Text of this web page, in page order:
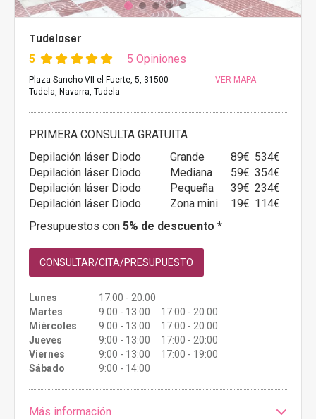
Tudelaser
5 5 Opiniones
Plaza Sancho VII el Fuerte, 5, 31500
Tudela, Navarra, Tudela
VER MAPA
PRIMERA CONSULTA GRATUITA
Depilación láser Diodo
Grande 89€ 534€
Depilación láser Diodo
Mediana 59€ 354€
Depilación láser Diodo
Pequeña 39€ 234€
Depilación láser Diodo
Zona mini 19€ 114€
Presupuestos con 5% de descuento *
CONSULTAR/CITA/PRESUPUESTO
Lunes
17:00 - 20:00
Martes
9:00 - 13:00 17:00 - 20:00
Miércoles
9:00 - 13:00 17:00 - 20:00
Jueves
9:00 - 13:00 17:00 - 20:00
Viernes
9:00 - 13:00 17:00 - 19:00
Sábado
9:00 - 14:00
Más información